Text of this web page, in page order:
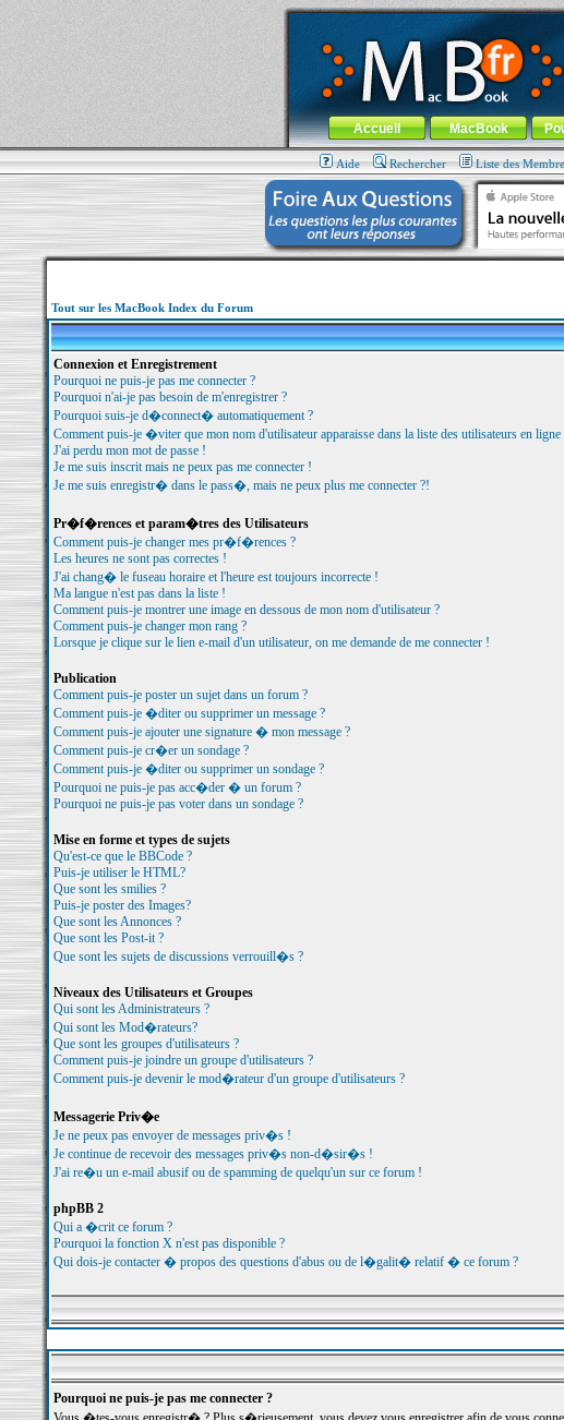
MacBook-fr.com : 100% Apple... 100% nomade !
Aller au contenu-Aller au menu général-
Menu général
Accueil MacBook
Aide Rechercher Liste des
Tout sur les MacBook Index du Forum
Connexion et Enregistrement
Pourquoi ne puis-je pas me connecter ?
Pourquoi n'ai-je pas besoin de m'enregistrer ?
Pourquoi suis-je d�connect� automatiquement ?
Comment puis-je �viter que mon nom d'utilisateur apparaisse dans la liste des utilisateurs en ligne
J'ai perdu mon mot de passe !
Je me suis inscrit mais ne peux pas me connecter !
Je me suis enregistr� dans le pass�, mais ne peux plus me connecter ?!
Pr�f�rences et param�tres des Utilisateurs
Comment puis-je changer mes pr�f�rences ?
Les heures ne sont pas correctes !
J'ai chang� le fuseau horaire et l'heure est toujours incorrecte !
Ma langue n'est pas dans la liste !
Comment puis-je montrer une image en dessous de mon nom d'utilisateur ?
Comment puis-je changer mon rang ?
Lorsque je clique sur le lien e-mail d'un utilisateur, on me demande de me connecter !
Publication
Comment puis-je poster un sujet dans un forum ?
Comment puis-je �diter ou supprimer un message ?
Comment puis-je ajouter une signature � mon message ?
Comment puis-je cr�er un sondage ?
Comment puis-je �diter ou supprimer un sondage ?
Pourquoi ne puis-je pas acc�der � un forum ?
Pourquoi ne puis-je pas voter dans un sondage ?
Mise en forme et types de sujets
Qu'est-ce que le BBCode ?
Puis-je utiliser le HTML?
Que sont les smilies ?
Puis-je poster des Images?
Que sont les Annonces ?
Que sont les Post-it ?
Que sont les sujets de discussions verrouill�s ?
Niveaux des Utilisateurs et Groupes
Qui sont les Administrateurs ?
Qui sont les Mod�rateurs?
Que sont les groupes d'utilisateurs ?
Comment puis-je joindre un groupe d'utilisateurs ?
Comment puis-je devenir le mod�rateur d'un groupe d'utilisateurs ?
Messagerie Priv�e
Je ne peux pas envoyer de messages priv�s !
Je continue de recevoir des messages priv�s non-d�sir�s !
J'ai re�u un e-mail abusif ou de spamming de quelqu'un sur ce forum !
phpBB 2
Qui a �crit ce forum ?
Pourquoi la fonction X n'est pas disponible ?
Qui dois-je contacter � propos des questions d'abus ou de l�galit� relatif � ce forum ?
Pourquoi ne puis-je pas me connecter ?